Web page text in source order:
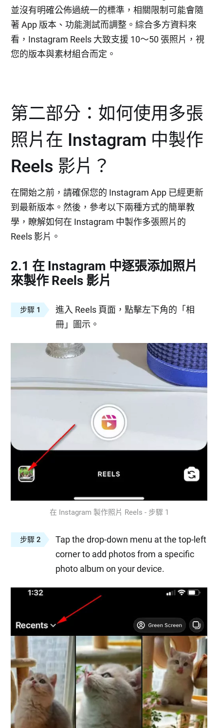
並沒有明確公佈過統一的標準，相關限制可能會隨
著 App 版本、功能測試而調整。綜合多方資料來
看，Instagram Reels 大致支援 10～50 張照片，視
您的版本與素材組合而定。
第二部分：如何使用多張
照片在 Instagram 中製作
Reels 影片？
在開始之前，請確保您的 Instagram App 已經更新
到最新版本。然後，參考以下兩種方式的簡單教
學，瞭解如何在 Instagram 中製作多張照片的
Reels 影片。
2.1 在 Instagram 中逐張添加照片
來製作 Reels 影片
步驟 1
進入 Reels 頁面，點擊左下角的「相
冊」圖示。
在 Instagram 製作照片 Reels - 步驟 1
步驟 2
Tap the drop-down menu at the top-left
corner to add photos from a specific
photo album on your device.